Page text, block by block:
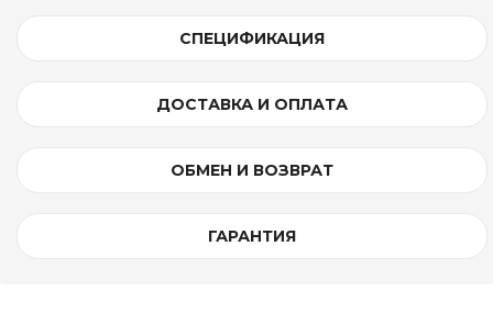
СПЕЦИФИКАЦИЯ
ДОСТАВКА И ОПЛАТА
ОБМЕН И ВОЗВРАТ
ГАРАНТИЯ